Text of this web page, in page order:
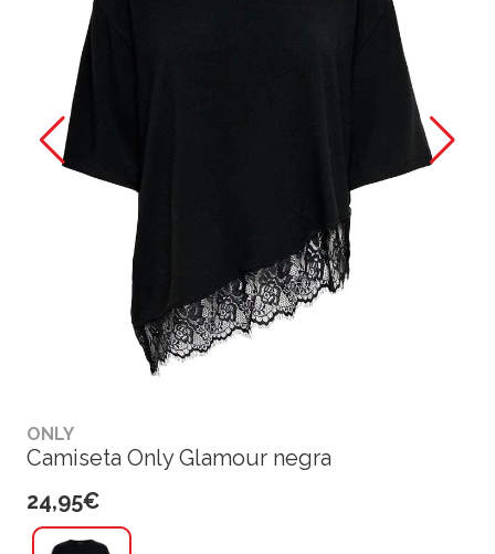
ONLY
Camiseta Only Glamour negra
24,95€